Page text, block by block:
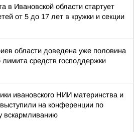
в Ивановской области стартует
от 5 до 17 лет в кружки и секции
области доведена уже половина
лимита средств господдержки
ивановского НИИ материнства и
на конференции по
вскармливанию